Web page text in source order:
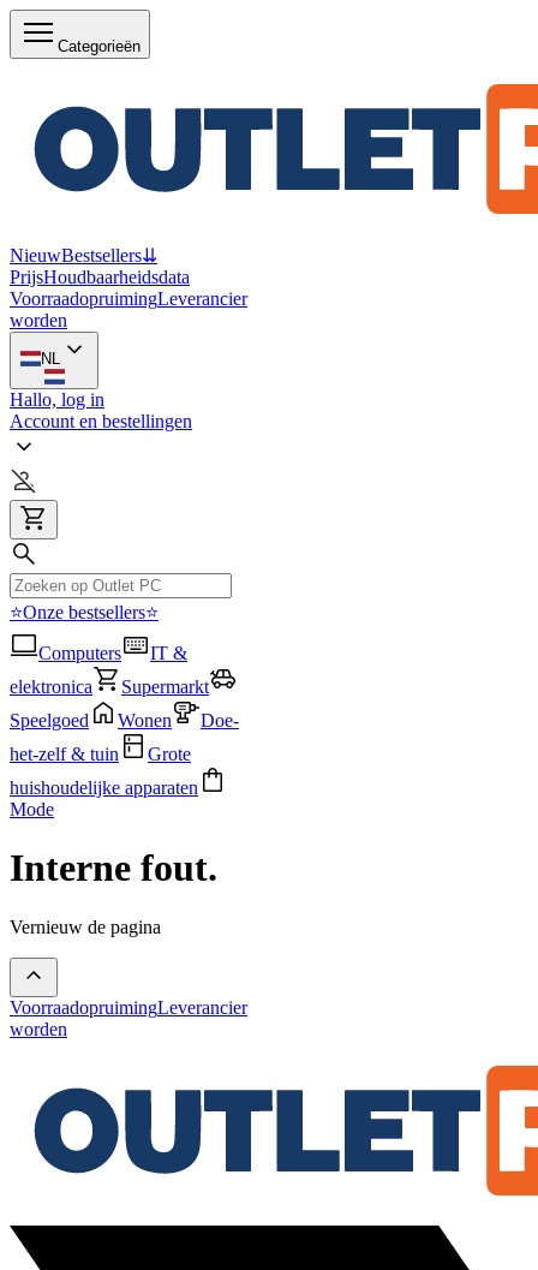
Categorieën
NieuwBestsellers⇊
PrijsHoudbaarheidsdata
VoorraadopruimingLeverancier
worden
NL
Hallo, log in
Account en bestellingen
⭐Onze bestsellers⭐
Computers
IT &
elektronica
Supermarkt
Speelgoed
Wonen
Doe-
het-zelf & tuin
Grote
huishoudelijke apparaten
Mode
Interne fout.
Vernieuw de pagina
VoorraadopruimingLeverancier
worden